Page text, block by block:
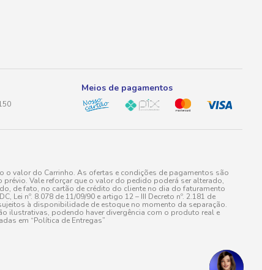
Meios de pagamentos
valor do Carrinho. As ofertas e condições de pagamentos são
Vale reforçar que o valor do pedido poderá ser alterado,
de fato, no cartão de crédito do cliente no dia do faturamento
nº. 8.078 de 11/09/90 e artigo 12 – III Decreto nº. 2.181 de
à disponibilidade de estoque no momento da separação.
ilustrativas, podendo haver divergência com o produto real e
em “Política de Entregas”